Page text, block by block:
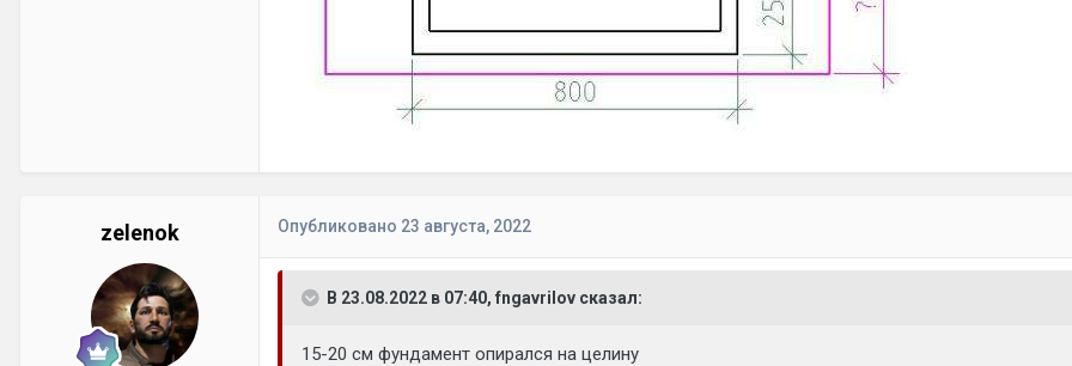
zelenok Опубликовано 23 августа, 2022
В 23.08.2022 в 07:40, fngavrilov сказал:
15-20 см фундамент опирался на целину